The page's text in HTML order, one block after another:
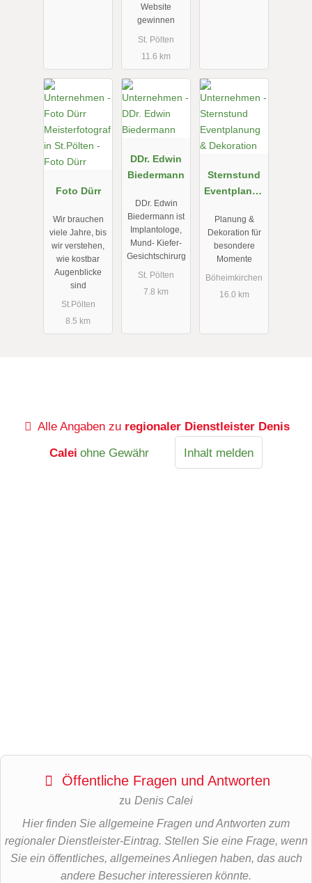
Website
gewinnen
St. Pölten
11.6 km
Foto Dürr
Wir brauchen
viele Jahre, bis
wir verstehen,
wie kostbar
Augenblicke
sind
St.Pölten
8.5 km
DDr. Edwin
Biedermann
DDr. Edwin
Biedermann ist
Implantologe,
Mund- Kiefer-
Gesichtschirurg
St. Pölten
7.8 km
Sternstund
Eventplanun
Dekoration
Planung &
Dekoration für
besondere
Momente
Böheimkirchen
16.0 km
Alle Angaben zu regionaler Dienstleister Denis
Calei ohne Gewähr Inhalt melden
Öffentliche Fragen und Antworten
zu Denis Calei
Hier finden Sie allgemeine Fragen und Antworten zum
regionaler Dienstleister-Eintrag. Stellen Sie eine Frage, wenn
Sie ein öffentliches, allgemeines Anliegen haben, das auch
andere Besucher interessieren könnte.